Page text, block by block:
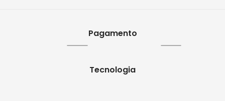
Pagamento
Tecnologia